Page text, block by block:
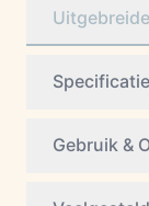
Gebruik &